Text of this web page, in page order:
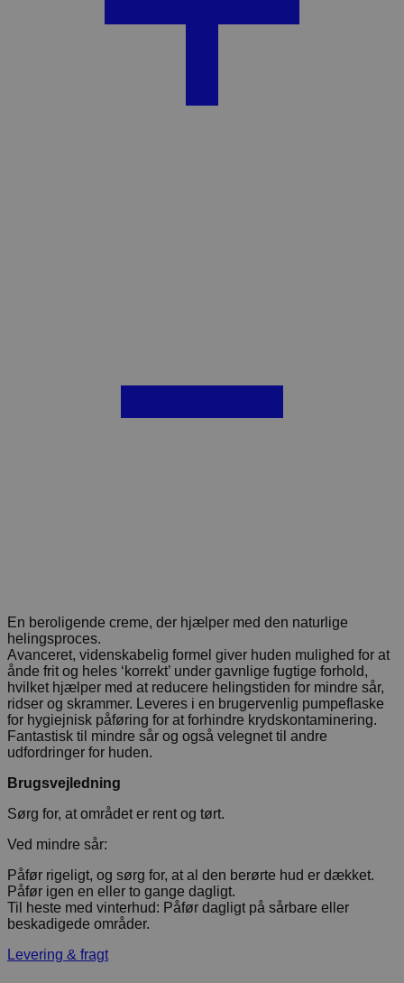
En beroligende creme, der hjælper med den naturlige
helingsproces.
Avanceret, videnskabelig formel giver huden mulighed for at
ånde frit og heles ‘korrekt’ under gavnlige fugtige forhold,
hvilket hjælper med at reducere helingstiden for mindre sår,
ridser og skrammer. Leveres i en brugervenlig pumpeflaske
for hygiejnisk påføring for at forhindre krydskontaminering.
Fantastisk til mindre sår og også velegnet til andre
udfordringer for huden.
Brugsvejledning
Sørg for, at området er rent og tørt.
Ved mindre sår:
Påfør rigeligt, og sørg for, at al den berørte hud er dækket.
Påfør igen en eller to gange dagligt.
Til heste med vinterhud: Påfør dagligt på sårbare eller
beskadigede områder.
Levering & fragt